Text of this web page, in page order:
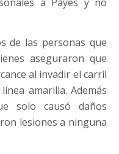
de las personas que
aseguraron que
al invadir el carril
amarilla. Además
solo causó daños
lesiones a ninguna